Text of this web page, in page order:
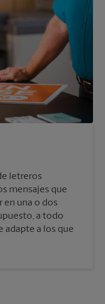
letreros
mensajes que
en una o dos
a todo
adapte a los que